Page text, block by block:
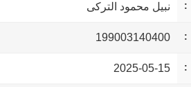
نبيل محمود التركى
199003140400
2025-05-15